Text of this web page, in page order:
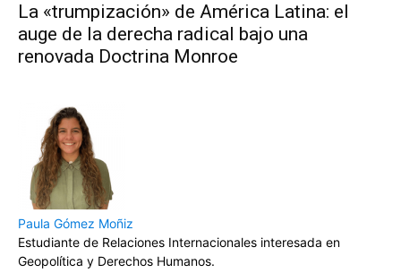
La «trumpización» de América Latina: el
auge de la derecha radical bajo una
renovada Doctrina Monroe
Paula Gómez Moñiz
Estudiante de Relaciones Internacionales interesada en
Geopolítica y Derechos Humanos.